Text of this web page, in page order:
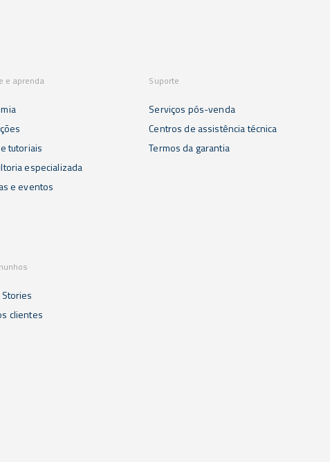
e aprenda
tutoriais
especializada
e eventos
Suporte
Serviços pós-venda
Centros de assistência técnica
Termos da garantia
clientes